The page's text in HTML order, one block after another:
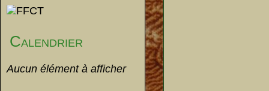
Calendrier
Aucun élément à afficher